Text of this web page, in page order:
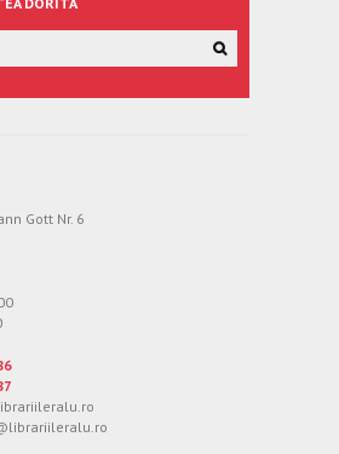
Gott Nr. 6